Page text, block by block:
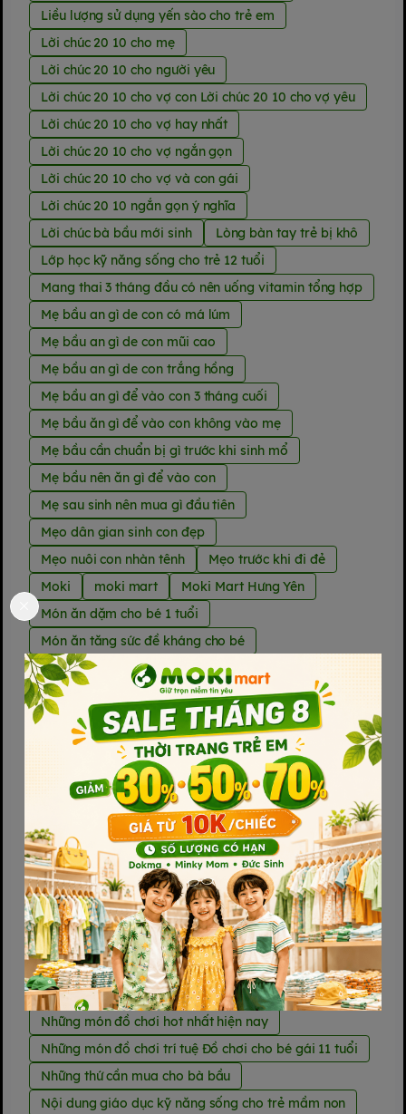
Liều lượng sử dụng yến sào cho trẻ em
Lời chúc 20 10 cho mẹ
Lời chúc 20 10 cho người yêu
Lời chúc 20 10 cho vợ con Lời chúc 20 10 cho vợ yêu
Lời chúc 20 10 cho vợ hay nhất
Lời chúc 20 10 cho vợ ngắn gọn
Lời chúc 20 10 cho vợ và con gái
Lời chúc 20 10 ngắn gọn ý nghĩa
Lời chúc bà bầu mới sinh
Lòng bàn tay trẻ bị khô
Lớp học kỹ năng sống cho trẻ 12 tuổi
Mang thai 3 tháng đầu có nên uống vitamin tổng hợp
Mẹ bầu an gì de con có má lúm
Mẹ bầu an gì de con mũi cao
Mẹ bầu an gì de con trắng hồng
Mẹ bầu an gì để vào con 3 tháng cuối
Mẹ bầu ăn gì để vào con không vào mẹ
Mẹ bầu cần chuẩn bị gì trước khi sinh mổ
Mẹ bầu nên ăn gì để vào con
Mẹ sau sinh nên mua gì đầu tiên
Mẹo dân gian sinh con đẹp
Mẹo nuôi con nhàn tênh
Mẹo trước khi đi đẻ
Moki
moki mart
Moki Mart Hưng Yên
Món ăn dặm cho bé 1 tuổi
Món ăn tăng sức đề kháng cho bé
Mùa đông có nên cho trẻ sơ sinh ra ngoài
Mua gì cho trẻ mới sinh
Mua quà gì cho bé 6 tháng tuổi
Nằm than ép bụng sau sinh
Nên bổ sung vitamin D3 cho trẻ đến khi nào
Nên chuẩn bị đồ đi sinh từ tháng thứ mấy
Nên mua gì cho bà bầu sau sinh
Nên mua quà gì tặng trẻ em
Nên uống D3 hay D3K2 cho trẻ sơ sinh
Nguyên liệu an dặm
Những bộ phận cần giữ ấm cho trẻ sơ sinh
Những điều kiêng kỵ khi mua đồ sơ sinh
Những đồ cần thiết cho trẻ sơ sinh và mẹ
Những món đồ chơi hot nhất hiện nay
Những món đồ chơi trí tuệ Đồ chơi cho bé gái 11 tuổi
Những thứ cần mua cho bà bầu
Nội dung giáo dục kỹ năng sống cho trẻ mầm non